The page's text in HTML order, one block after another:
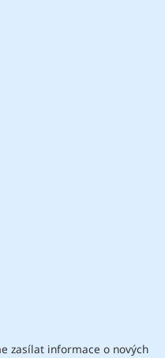
zasílat informace o nových